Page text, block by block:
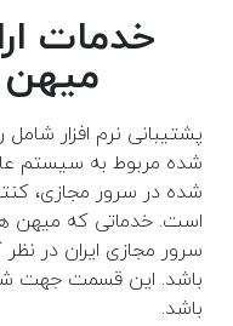
خدمات
پشتیبانی نرم افزار
شده مربوط به سیستم
شده در سرور مجازی،
است. خدماتی که میهن
سرور مجازی ایران در
باشد. این قسمت جهت
باشد.